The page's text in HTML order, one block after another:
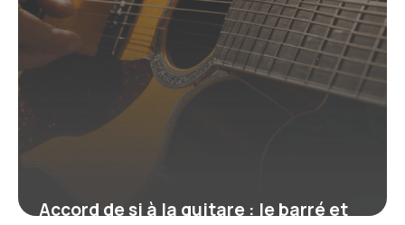
Accord de si à la guitare : le barré et